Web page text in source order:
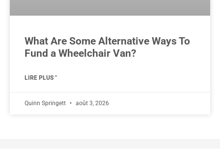
What Are Some Alternative Ways To
Fund a Wheelchair Van?
LIRE PLUS "
Quinn Springett août 3, 2026